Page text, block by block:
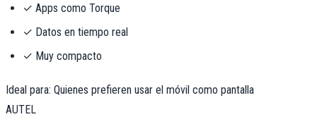
✓ Apps como Torque
✓ Datos en tiempo real
✓ Muy compacto
Ideal para: Quienes prefieren usar el móvil como pantalla
AUTEL